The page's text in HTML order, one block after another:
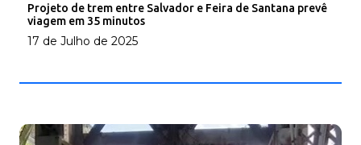
Projeto de trem entre Salvador e Feira de Santana prevê
viagem em 35 minutos
17 de Julho de 2025